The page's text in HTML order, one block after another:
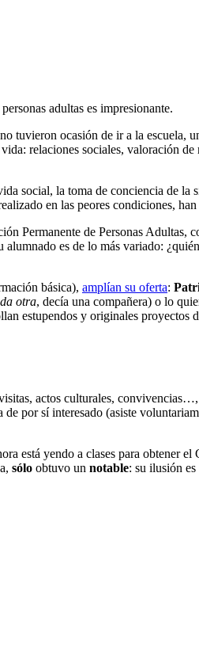
adultas es impresionante.
tuvieron ocasión de ir a la
relaciones sociales, valoración
social, la toma de conciencia de
en las peores condiciones,
Permanente de Personas Adultas,
es de lo más variado:
básica), amplían su oferta:
otra, decía una compañera) o lo
estupendos y originales proyectos
actos culturales,
por sí interesado (asiste
está yendo a clases para obtener
sólo obtuvo un notable: su ilusión